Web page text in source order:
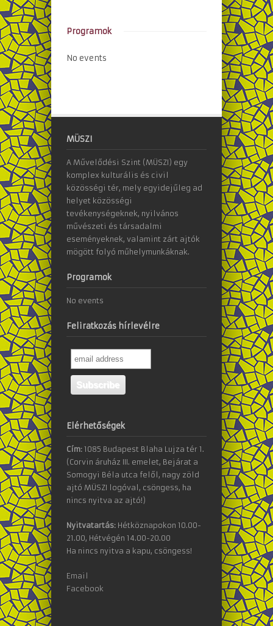
Programok
No events
MÜSZI
A Művelődési Szint (MÜSZI) egy
komplex kulturális és civil
közösségi tér, mely egyidejűleg ad
helyet közösségi
tevékenységeknek, nyilvános
művészeti és társadalmi
eseményeknek, valamint zárt ajtók
mögött folyó műhelymunkáknak.
Programok
No events
Feliratkozás hírlevélre
Elérhetőségek
Cím: 1085 Budapest Blaha Lujza tér 1.
(Corvin áruház III. emelet, Bejárat a
Somogyi Béla utca felől, nagy zöld
ajtó MÜSZI logóval, csöngess, ha
nincs nyitva az ajtó!)
Nyitvatartás: Hétköznapokon 10.00-
21.00, Hétvégén 14.00-20.00
Ha nincs nyitva a kapu, csöngess!
Email
Facebook